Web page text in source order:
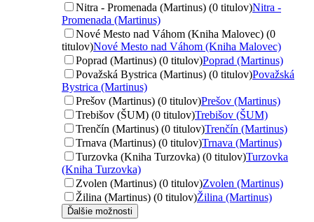
Nitra - Promenada (Martinus) (0 titulov)Nitra -
Promenada (Martinus)
Nové Mesto nad Váhom (Kniha Malovec) (0
titulov)Nové Mesto nad Váhom (Kniha Malovec)
Poprad (Martinus) (0 titulov)Poprad (Martinus)
Považská Bystrica (Martinus) (0 titulov)Považská
Bystrica (Martinus)
Prešov (Martinus) (0 titulov)Prešov (Martinus)
Trebišov (ŠUM) (0 titulov)Trebišov (ŠUM)
Trenčín (Martinus) (0 titulov)Trenčín (Martinus)
Trnava (Martinus) (0 titulov)Trnava (Martinus)
Turzovka (Kniha Turzovka) (0 titulov)Turzovka
(Kniha Turzovka)
Zvolen (Martinus) (0 titulov)Zvolen (Martinus)
Žilina (Martinus) (0 titulov)Žilina (Martinus)
Ďalšie možnosti